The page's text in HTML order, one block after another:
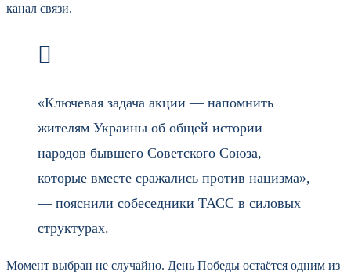
канал связи.
«Ключевая задача акции — напомнить
жителям Украины об общей истории
народов бывшего Советского Союза,
которые вместе сражались против нацизма»,
— пояснили собеседники ТАСС в силовых
структурах.
Момент выбран не случайно. День Победы остаётся одним из